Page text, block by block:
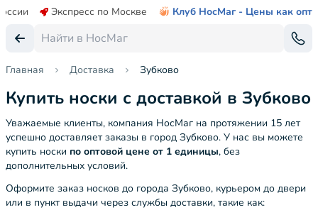
Экспресс по Москве Клуб НосМаг - Цены как опт
Главная Доставка Зубково
Купить носки с доставкой в Зубково
Уважаемые клиенты, компания НосМаг на протяжении 15 лет
успешно доставляет заказы в город Зубково. У нас вы можете
купить носки по оптовой цене от 1 единицы, без
дополнительных условий.
Оформите заказ носков до города Зубково, курьером до двери
или в пункт выдачи через службы доставки, такие как: